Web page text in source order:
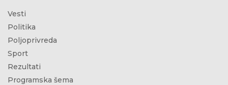
Vesti
Politika
Poljoprivreda
Sport
Rezultati
Programska šema